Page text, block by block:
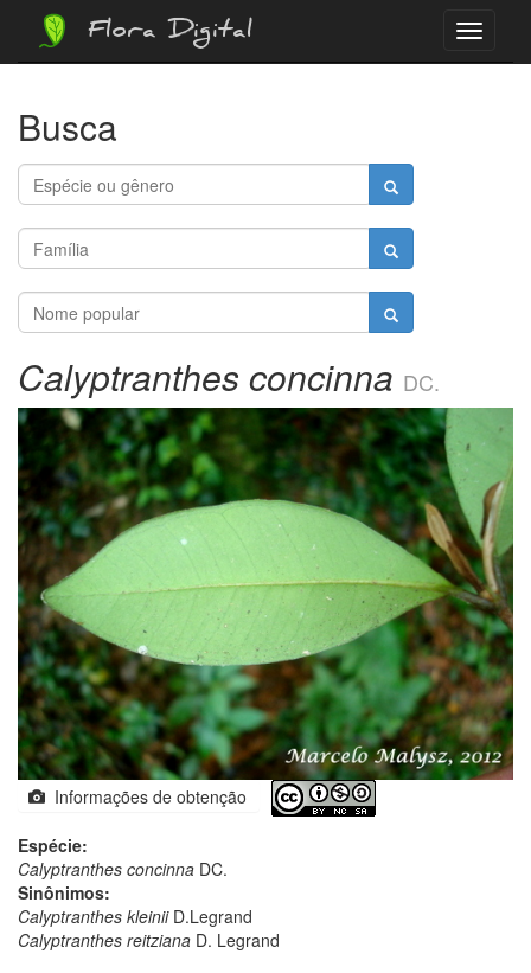
Menu
Flora Digital
Busca
Calyptranthes concinna DC.
Informações de obtenção
Espécie:
Calyptranthes concinna DC.
Sinônimos:
Calyptranthes kleiniiD.Legrand
Calyptranthes reitziana D. Legrand